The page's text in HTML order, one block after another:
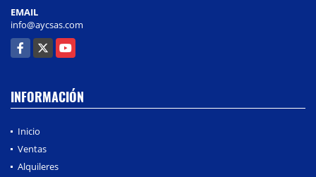
EMAIL
info@aycsas.com
Facebook
X YouTube
INFORMACIÓN
Inicio
Ventas
Alquileres